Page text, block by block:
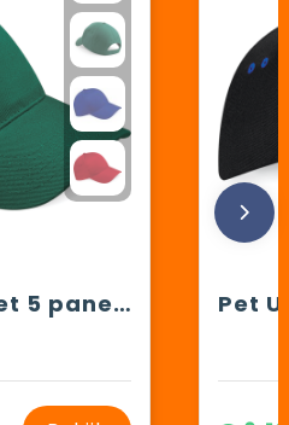
Ultimate pet met 5 panelen